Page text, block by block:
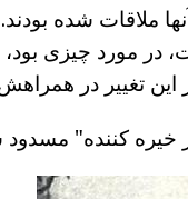
ملاقات شده
در مورد چیزی
تغییر در همراهش
خیره کننده"